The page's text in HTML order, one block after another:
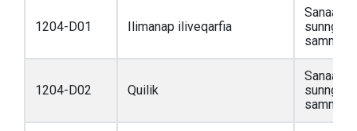
1204-D01 Ilimanap iliveqarfia
1204-D02 Quilik